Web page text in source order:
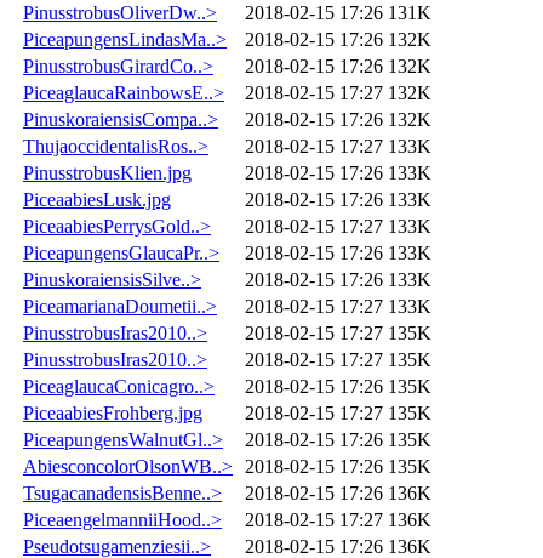
PinusstrobusOliverDw..>
2018-02-15 17:26 131K
PiceapungensLindasMa..>
2018-02-15 17:26 132K
PinusstrobusGirardCo..>
2018-02-15 17:26 132K
PiceaglaucaRainbowsE..>
2018-02-15 17:27 132K
PinuskoraiensisCompa..>
2018-02-15 17:26 132K
ThujaoccidentalisRos..>
2018-02-15 17:27 133K
PinusstrobusKlien.jpg
2018-02-15 17:26 133K
PiceaabiesLusk.jpg
2018-02-15 17:26 133K
PiceaabiesPerrysGold..>
2018-02-15 17:27 133K
PiceapungensGlaucaPr..>
2018-02-15 17:26 133K
PinuskoraiensisSilve..>
2018-02-15 17:26 133K
PiceamarianaDoumetii..>
2018-02-15 17:27 133K
PinusstrobusIras2010..>
2018-02-15 17:27 135K
PinusstrobusIras2010..>
2018-02-15 17:27 135K
PiceaglaucaConicagro..>
2018-02-15 17:26 135K
PiceaabiesFrohberg.jpg
2018-02-15 17:27 135K
PiceapungensWalnutGl..>
2018-02-15 17:26 135K
AbiesconcolorOlsonWB..>
2018-02-15 17:26 135K
TsugacanadensisBenne..>
2018-02-15 17:26 136K
PiceaengelmanniiHood..>
2018-02-15 17:27 136K
Pseudotsugamenziesii..>
2018-02-15 17:26 136K